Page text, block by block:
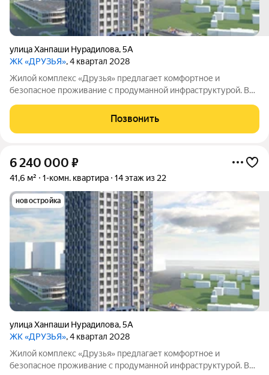
улица Ханпаши Нурадилова,5А
ЖК «ДРУЗЬЯ», 4 квартал 2028
Жилой комплекс «Друзья» предлагает комфортное и
безопасное проживание с продуманной инфраструктурой. Во
комплексе предусмотрены следующие
Позвонить
6 240 000 ₽
41,6 м² 1-комн. квартира 14 этаж из 22
новостройка
улица Ханпаши Нурадилова,5А
ЖК «ДРУЗЬЯ», 4 квартал 2028
Жилой комплекс «Друзья» предлагает комфортное и
безопасное проживание с продуманной инфраструктурой. Во